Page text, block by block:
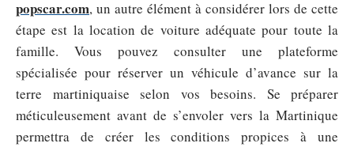
popscar.com, un autre élément à considérer lors de cette
étape est la location de voiture adéquate pour toute la
famille. Vous pouvez consulter une plateforme
spécialisée pour réserver un véhicule d’avance sur la
terre martiniquaise selon vos besoins. Se préparer
méticuleusement avant de s’envoler vers la Martinique
permettra de créer les conditions propices à une